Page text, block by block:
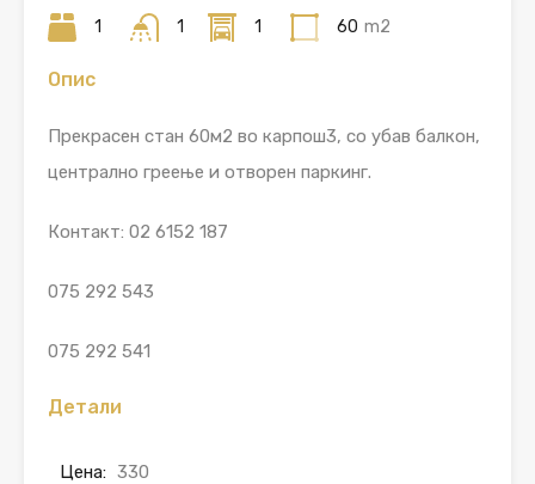
1 1 1 60 m2
Опис
Прекрасен стан 60м2 во карпош3, со убав балкон,
централно греење и отворен паркинг.
Контакт: 02 6152 187
075 292 543
075 292 541
Детали
Цена: 330